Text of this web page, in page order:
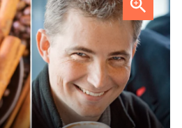
in till delägarskap för en
och Jonas Andréasson